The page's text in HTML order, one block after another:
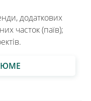
додаткових
часток (паїв);